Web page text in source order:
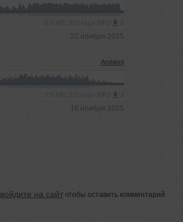
22 ноября 2025
Ambient
16 ноября 2025
войдите на сайтчтобы оставить комментарий